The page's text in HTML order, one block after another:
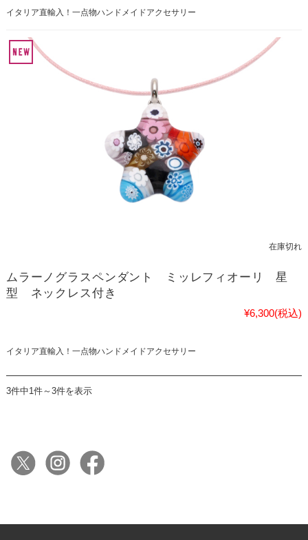
イタリア直輸入！一点物ハンドメイドアクセサリー
在庫切れ
ムラーノグラスペンダント ミッレフィオーリ 星
型 ネックレス付き
¥6,300(税込)
イタリア直輸入！一点物ハンドメイドアクセサリー
3件中1件～3件を表示